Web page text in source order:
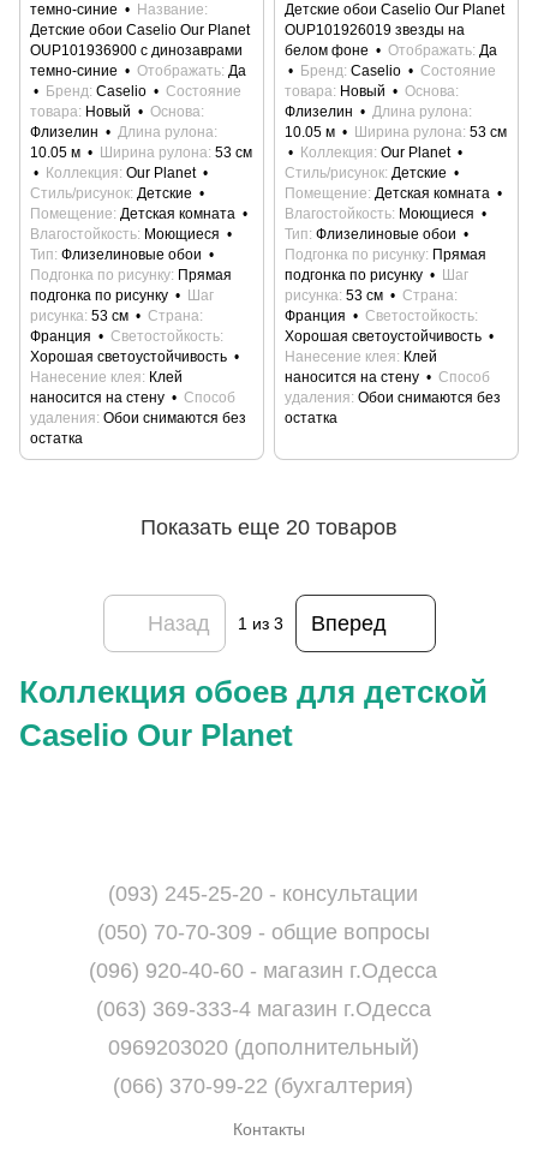
Коллекция обоев для детской
Caselio Our Planet
темно-синие
Название
Детские обои Caselio Our Planet
OUP101936900 с динозаврами
темно-синие
Отображать Да
Бренд Caselio
Состояние
товара Новый
Основа
Флизелин
Длина рулона
10.05 м
Ширина рулона 53 см
Коллекция Our Planet
Стиль/рисунок Детские
Помещение Детская комната
Влагостойкость Моющиеся
Тип Флизелиновые обои
Подгонка по рисунку Прямая
подгонка по рисунку
Шаг
рисунка 53 см
Страна
Франция
Светостойкость
Хорошая светоустойчивость
Нанесение клея
Клей
наносится на стену
Способ
удаления Обои снимаются без
остатка
Детские обои Caselio Our Planet
OUP101926019 звезды на
белом фоне
Отображать Да
Бренд Caselio
Состояние
товара Новый
Основа
Флизелин
Длина рулона
10.05 м
Ширина рулона 53 см
Коллекция Our Planet
Стиль/рисунок Детские
Помещение Детская комната
Влагостойкость Моющиеся
Тип Флизелиновые обои
Подгонка по рисунку Прямая
подгонка по рисунку
Шаг
рисунка 53 см
Страна
Франция
Светостойкость
Хорошая светоустойчивость
Нанесение клея
Клей
наносится на стену
Способ
удаления Обои снимаются без
остатка
Показать еще 20 товаров
Назад 1из 3 Вперед
(093) 245-25-20 - консультации
(050) 70-70-309 - общие вопросы
(096) 920-40-60 - магазин г.Одесса
(063) 369-333-4 магазин г.Одесса
0969203020 (дополнительный)
(066) 370-99-22 (бухгалтерия)
Контакты